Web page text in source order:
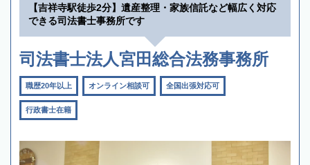
【吉祥寺駅徒歩2分】遺産整理・家族信託など幅広く対応
できる司法書士事務所です
司法書士法人宮田総合法務事務所
職歴20年以上 オンライン相談可 全国出張対応可
行政書士在籍